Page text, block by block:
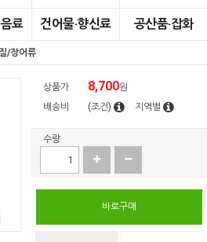
료 건어물·향신료 공산품·잡화
/장어류
상품가 8,700원
배송비
(조건) 지역별
수량
바로구매